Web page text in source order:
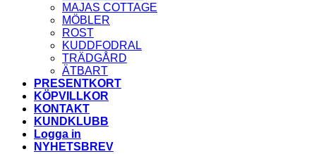
MAJAS COTTAGE
MÖBLER
ROST
KUDDFODRAL
TRÄDGÅRD
ÄTBART
PRESENTKORT
KÖPVILLKOR
KONTAKT
KUNDKLUBB
Logga in
NYHETSBREV